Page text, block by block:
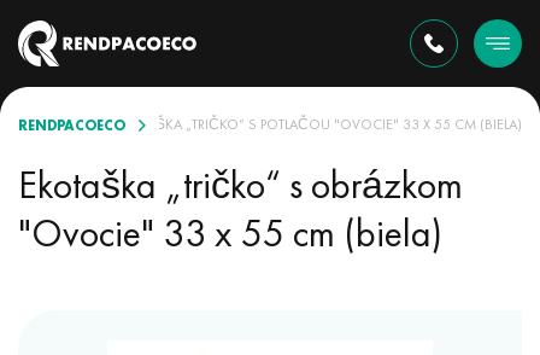
RENDPACOECOEKOTAŠKA „TRIČKO“ S POTLAČOU "OVOCIE" 33 X 55 CM (BIELA)
Ekotaška „tričko“ s obrázkom
"Ovocie" 33 x 55 cm (biela)